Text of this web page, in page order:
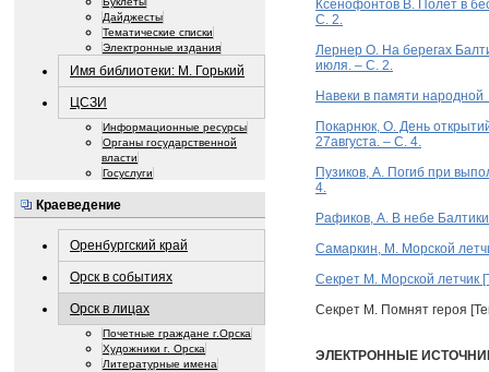
Дайджесты
Тематические списки
Электронные издания
Имя библиотеки: М. Горький
ЦСЗИ
Информационные ресурсы
Органы государственной
власти
Госуслуги
Краеведение
Оренбургский край
Орск в событиях
Орск в лицах
Почетные граждане г.Орска
Художники г. Орска
Литературные имена
Ксенофонтов В. Полет в
С. 2.
Лернер О. На берегах
июля. – С. 2.
Навеки в памяти
Покарнюк, О. День
27августа. – С. 4.
Пузиков, А. Погиб при
4.
Рафиков, А. В небе
Самаркин, М. Морской
Секрет М. Морской летчик
Секрет М. Помнят героя
ЭЛЕКТРОННЫЕ